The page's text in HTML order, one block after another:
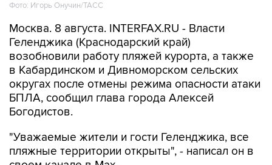
Фото: Игорь Онучин/ТАСС
Москва. 8 августа. INTERFAX.RU - Власти
Геленджика (Краснодарский край)
возобновили работу пляжей курорта, а также
в Кабардинском и Дивноморском сельских
округах после отмены режима опасности атаки
БПЛА, сообщил глава города Алексей
Богодистов.
"Уважаемые жители и гости Геленджика, все
пляжные территории открыты", - написал он в